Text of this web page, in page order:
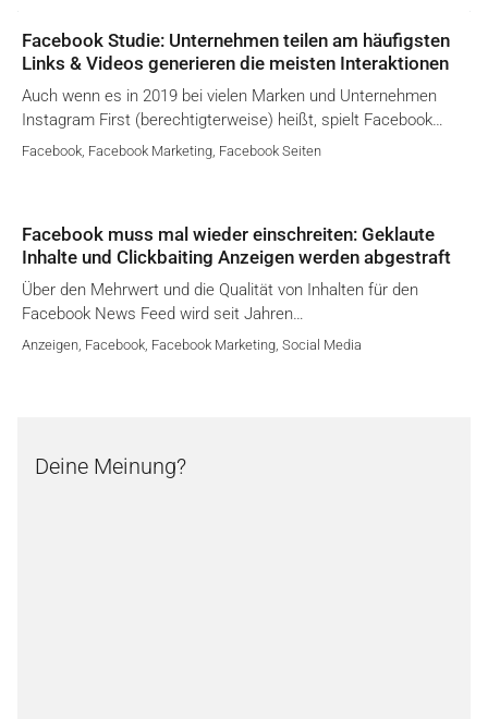
Facebook Studie: Unternehmen teilen am häufigsten
Links & Videos generieren die meisten Interaktionen
Auch wenn es in 2019 bei vielen Marken und Unternehmen
Instagram First (berechtigterweise) heißt, spielt Facebook…
Facebook, Facebook Marketing, Facebook Seiten
Facebook muss mal wieder einschreiten: Geklaute
Inhalte und Clickbaiting Anzeigen werden abgestraft
Über den Mehrwert und die Qualität von Inhalten für den
Facebook News Feed wird seit Jahren…
Anzeigen, Facebook, Facebook Marketing, Social Media
Deine Meinung?